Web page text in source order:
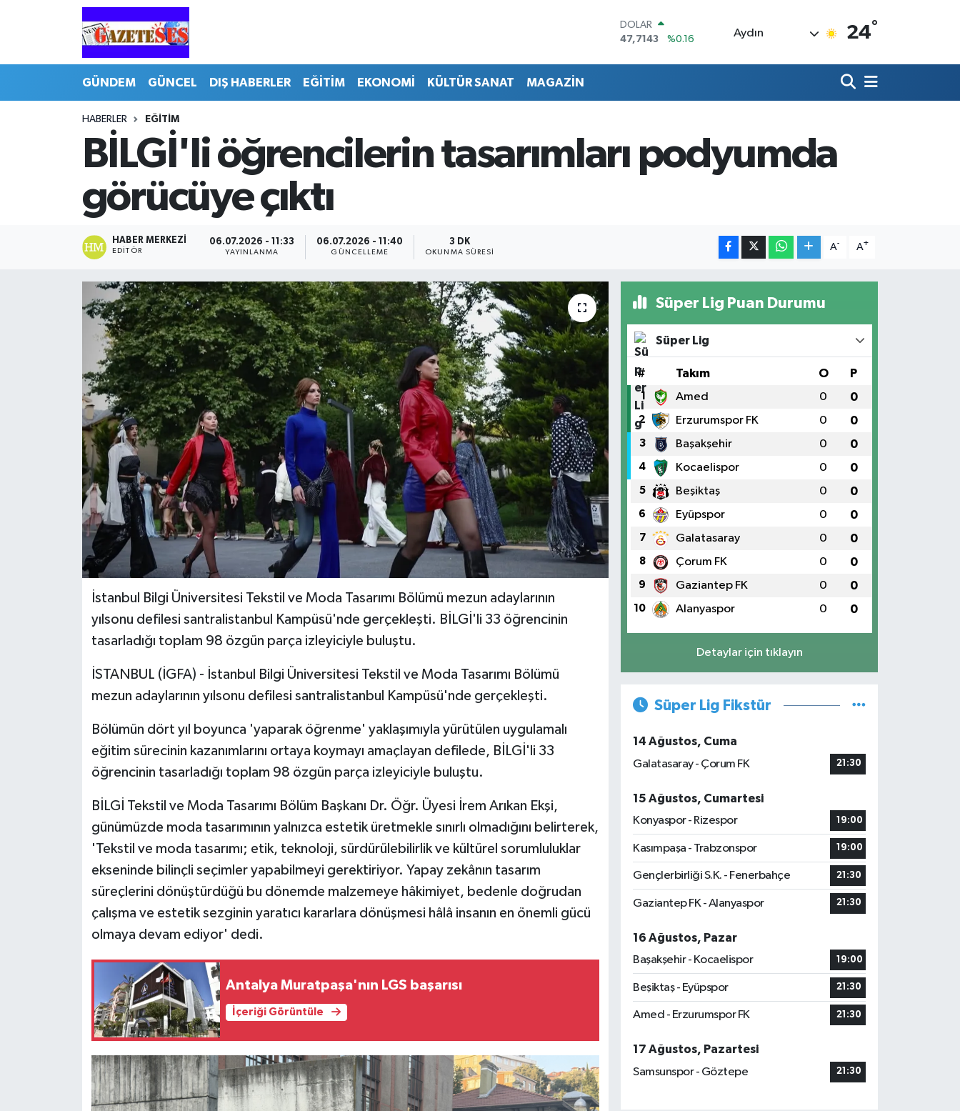
DOLAR
47,7143
%0.16
13.799
%70
BITCOIN
Aydın 24°
GÜNDEM GÜNCEL DIŞ HABERLER EĞİTİM EKONOMİ KÜLTÜR SANAT MAGAZİN
HABERLER EĞİTİM
BİLGİ'li öğrencilerin tasarımları podyumda
görücüye çıktı
HABER MERKEZI
EDITÖR
06.07.2026 - 11:33
YAYINLANMA
06.07.2026 - 11:40
GÜNCELLEME
3 DK
OKUNMA SÜRESI
A- A+
İstanbul Bilgi Üniversitesi Tekstil ve Moda Tasarımı Bölümü mezun adaylarının
yılsonu defilesi santralistanbul Kampüsü'nde gerçekleşti. BİLGİ'li 33 öğrencinin
tasarladığı toplam 98 özgün parça izleyiciyle buluştu.
İSTANBUL (İGFA) - İstanbul Bilgi Üniversitesi Tekstil ve Moda Tasarımı Bölümü
mezun adaylarının yılsonu defilesi santralistanbul Kampüsü'nde gerçekleşti.
Bölümün dört yıl boyunca 'yaparak öğrenme' yaklaşımıyla yürütülen uygulamalı
eğitim sürecinin kazanımlarını ortaya koymayı amaçlayan defilede, BİLGİ'li 33
öğrencinin tasarladığı toplam 98 özgün parça izleyiciyle buluştu.
BİLGİ Tekstil ve Moda Tasarımı Bölüm Başkanı Dr. Öğr. Üyesi İrem Arıkan Ekşi,
günümüzde moda tasarımının yalnızca estetik üretmekle sınırlı olmadığını belirterek,
'Tekstil ve moda tasarımı; etik, teknoloji, sürdürülebilirlik ve kültürel sorumluluklar
ekseninde bilinçli seçimler yapabilmeyi gerektiriyor. Yapay zekânın tasarım
süreçlerini dönüştürdüğü bu dönemde malzemeye hâkimiyet, bedenle doğrudan
çalışma ve estetik sezginin yaratıcı kararlara dönüşmesi hâlâ insanın en önemli gücü
olmaya devam ediyor' dedi.
Antalya Muratpaşa'nın LGS başarısı
İçeriği Görüntüle
Süper Lig Puan Durumu
Süper Lig
# Takım O P
1 Amed 0 0
2 Erzurumspor FK 0 0
3 Başakşehir 0 0
4 Kocaelispor 0 0
5 Beşiktaş 0 0
6 Eyüpspor 0 0
7 Galatasaray 0 0
8 Çorum FK 0 0
9 Gaziantep FK 0 0
10 Alanyaspor 0 0
Detaylar için tıklayın
Süper Lig Fikstür
14 Ağustos, Cuma
Galatasaray - Çorum FK
21:30
15 Ağustos, Cumartesi
Konyaspor - Rizespor
19:00
Kasımpaşa - Trabzonspor 19:00
Gençlerbirliği S.K. - Fenerbahçe 21:30
Gaziantep FK - Alanyaspor 21:30
16 Ağustos, Pazar
Başakşehir - Kocaelispor
19:00
Beşiktaş - Eyüpspor 21:30
Amed - Erzurumspor FK 21:30
17 Ağustos, Pazartesi
Samsunspor - Göztepe
21:30